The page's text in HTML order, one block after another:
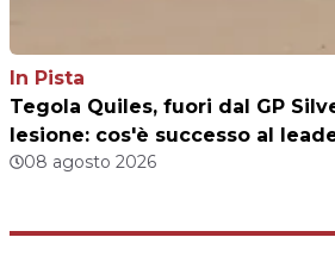
In Pista
Tegola Quiles, fuori dal GP
lesione: cos'è successo al
08 agosto 2026